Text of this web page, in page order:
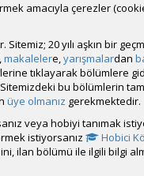
filtrem var el yapımı dış
amacıyla çerezler
20 yılı aşkın bir
makalelere,yarışmalardan
tıklayarak bölümlere
bu bölümlerin
üye olmanız gerekmektedir.
veya hobiyi tanımak
istiyorsanız
Hobici
ilan bölümü ile ilgili bilgi